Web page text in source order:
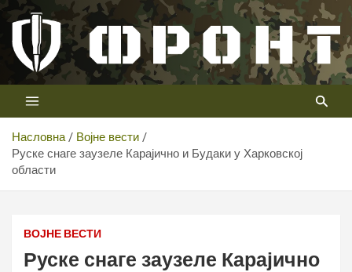
Скип
цонтент
Телевизија ФРОНТ
Први војни канал у Србији
Насловна
Војне вести
Руске снаге заузеле Карајично и Будаки у Харковској
области
ВОЈНЕ ВЕСТИ
Руске снаге заузеле Карајично